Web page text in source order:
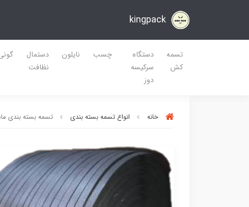
kingpack
تسمه
کش
دستگاه
سرکیسه
دوز
چسب نایلون
دستمال
نظافت
خانه انواع تسمه بسته بندی تسمه بسته بندی ماشینی